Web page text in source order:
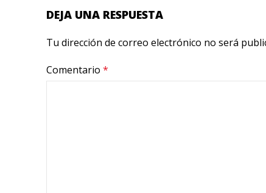
DEJA UNA RESPUESTA
Tu dirección de correo electrónico no será
Comentario *